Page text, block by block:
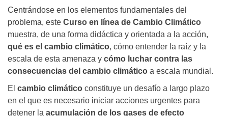
Centrándose en los elementos fundamentales del
problema, este Curso en línea de Cambio Climático
muestra, de una forma didáctica y orientada a la acción,
qué es el cambio climático, cómo entender la raíz y la
escala de esta amenaza y cómo luchar contra las
consecuencias del cambio climático a escala mundial.
El cambio climático constituye un desafío a largo plazo
en el que es necesario iniciar acciones urgentes para
detener la acumulación de los gases de efecto